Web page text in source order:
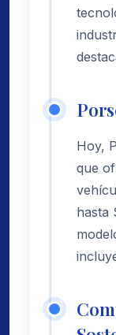
Hoy,
que
hasta